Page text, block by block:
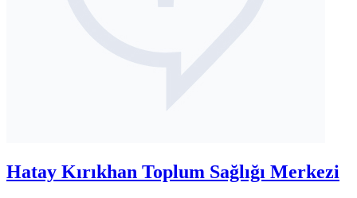
Hatay Kırıkhan Toplum Sağlığı Merkezi